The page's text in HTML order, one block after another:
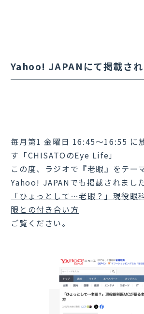
Yahoo! JAPANにて掲載され
毎月第1 金曜日 16:45〜16:55 に
す「CHISATOのEye Life」
この度、ラジオで『老眼』をテー
Yahoo! JAPANでも掲載されました
「ひょっとして…老眼？」現役眼
眼との付き合い方
ご覧ください。